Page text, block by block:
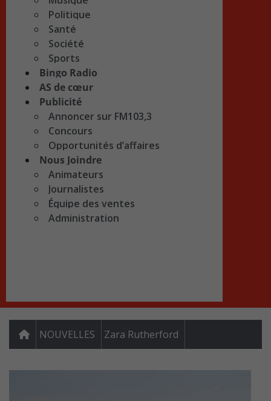
Politique
Santé
Société
Sports
Bingo Radio
AS de cœur
Publicité
Annoncer sur FM103,3
Concours
Opportunités d’affaires
Nous Joindre
Animateurs
Journalistes
Équipe des ventes
Administration
NOUVELLES Zara Rutherford